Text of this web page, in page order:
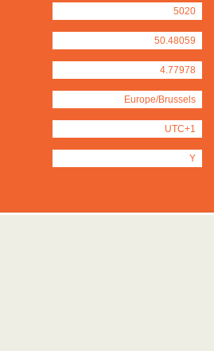
5020
50.48059
4.77978
Europe/Brussels
UTC+1
Y